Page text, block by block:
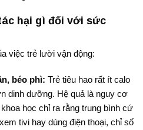
hại gì đối với sức
việc trẻ lười vận động:
béo phì: Trẻ tiêu hao rất ít calo
dinh dưỡng. Hệ quả là nguy cơ
học chỉ ra rằng trung bình cứ
tivi hay dùng điện thoại, chỉ số